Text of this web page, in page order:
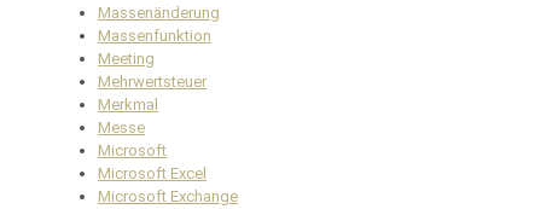
Massenänderung
Massenfunktion
Meeting
Mehrwertsteuer
Merkmal
Messe
Microsoft
Microsoft Excel
Microsoft Exchange